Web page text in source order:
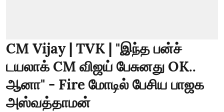
CM Vijay | TVK | "இந்த பன்ச்
டயலாக் CM விஜய் பேசுனது OK..
ஆனா" - Fire மோடில் பேசிய பாஜக
அஸ்வத்தாமன்